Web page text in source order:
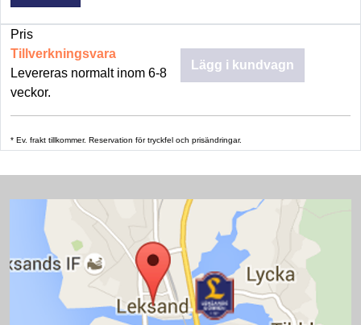
Pris
Tillverkningsvara
Levereras normalt inom 6-8
veckor.
Lägg i kundvagn
* Ev. frakt tillkommer. Reservation för tryckfel och prisändringar.